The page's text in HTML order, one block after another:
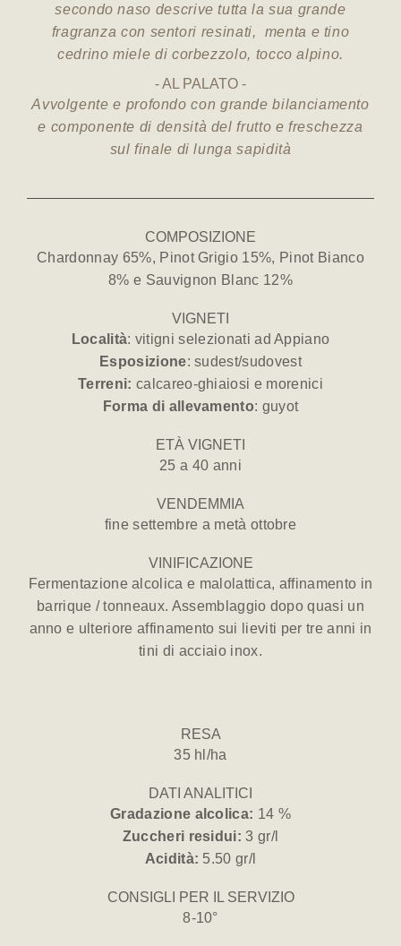
secondo naso descrive tutta la sua grande
fragranza con sentori resinati, menta e tino
cedrino miele di corbezzolo, tocco alpino.
AL PALATO
Avvolgente e profondo con grande bilanciamento
e componente di densità del frutto e freschezza
sul finale di lunga sapidità
COMPOSIZIONE
Chardonnay 65%, Pinot Grigio 15%, Pinot Bianco
8% e Sauvignon Blanc 12%
VIGNETI
Località: vitigni selezionati ad Appiano
Esposizione: sudest/sudovest
Terreni: calcareo-ghiaiosi e morenici
Forma di allevamento: guyot
ETÀ VIGNETI
25 a 40 anni
VENDEMMIA
fine settembre a metà ottobre
VINIFICAZIONE
Fermentazione alcolica e malolattica, affinamento in
barrique / tonneaux. Assemblaggio dopo quasi un
anno e ulteriore affinamento sui lieviti per tre anni in
tini di acciaio inox.
RESA
35 hl/ha
DATI ANALITICI
Gradazione alcolica: 14 %
Zuccheri residui: 3 gr/l
Acidità: 5.50 gr/l
CONSIGLI PER IL SERVIZIO
8-10°